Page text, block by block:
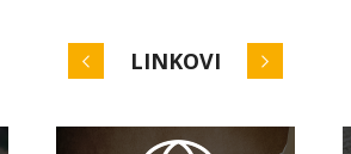
LINKOVI